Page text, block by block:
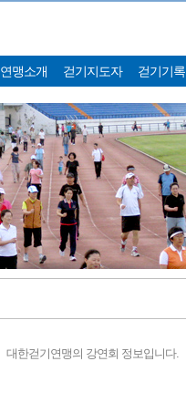
연맹소개 걷기지도자 걷기기
대한걷기연맹의 강연회 정보입니다.